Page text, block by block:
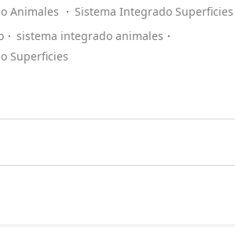
Animales
Sistema Integrado Superficies
sistema integrado animales
Superficies